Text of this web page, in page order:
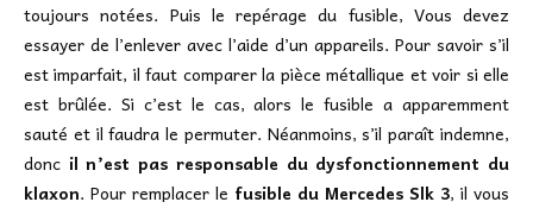
toujours notées. Puis le repérage du fusible, Vous devez
essayer de l’enlever avec l’aide d’un appareils. Pour savoir s’il
est imparfait, il faut comparer la pièce métallique et voir si elle
est brûlée. Si c’est le cas, alors le fusible a apparemment
sauté et il faudra le permuter. Néanmoins, s’il paraît indemne,
donc il n’est pas responsable du dysfonctionnement du
klaxon. Pour remplacer le fusible du Mercedes Slk 3, il vous